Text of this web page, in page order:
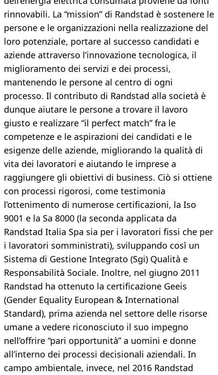
rinnovabili. La “mission” di Randstad è sostenere le
persone e le organizzazioni nella realizzazione del
loro potenziale, portare al successo candidati e
aziende attraverso l’innovazione tecnologica, il
miglioramento dei servizi e dei processi,
mantenendo le persone al centro di ogni
processo. Il contributo di Randstad alla società è
dunque aiutare le persone a trovare il lavoro
giusto e realizzare “il perfect match” fra le
competenze e le aspirazioni dei candidati e le
esigenze delle aziende, migliorando la qualità di
vita dei lavoratori e aiutando le imprese a
raggiungere gli obiettivi di business. Ciò si ottiene
con processi rigorosi, come testimonia
l’ottenimento di numerose certificazioni, la Iso
9001 e la Sa 8000 (la seconda applicata da
Randstad Italia Spa sia per i lavoratori fissi che per
i lavoratori somministrati), sviluppando così un
Sistema di Gestione Integrato (Sgi) Qualità e
Responsabilità Sociale. Inoltre, nel giugno 2011
Randstad ha ottenuto la certificazione Geeis
(Gender Equality European & International
Standard), prima azienda nel settore delle risorse
umane a vedere riconosciuto il suo impegno
nell’offrire “pari opportunità” a uomini e donne
all’interno dei processi decisionali aziendali. In
campo ambientale, invece, nel 2016 Randstad